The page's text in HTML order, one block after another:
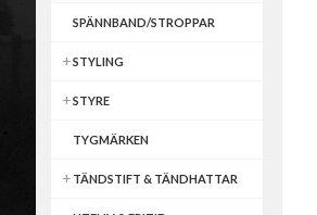
SPÄNNBAND/STROPPAR
STYLING
STYRE
TYGMÄRKEN
TÄNDSTIFT & TÄNDHATTAR